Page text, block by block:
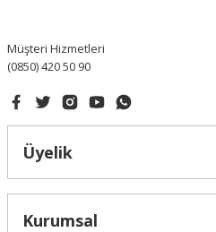
Müşteri Hizmetleri
(0850) 420 50 90
Üyelik
Kurumsal